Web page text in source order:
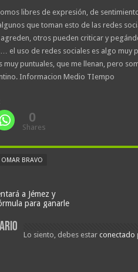
libres de expresión, de
que toman esto de las redes
otros pueden criticar y
el uso de redes sociales es algo muy
muy puntuales, que me llenan, pero
Informacion Medio TIempo
0
Shares
OMAR BRAVO
a Jémez y
para ganarle
Lo siento, debes estar conectado